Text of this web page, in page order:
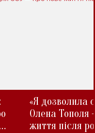
«Я дозволила
Олена Тополя
життя після